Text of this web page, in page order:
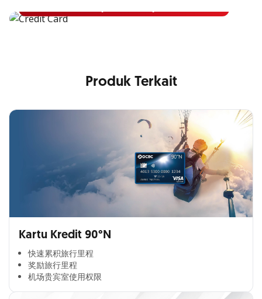
Produk Terkait
Kartu Kredit 90°N
快速累积旅行里程​
奖励旅行里程​
机场贵宾室使用权限​